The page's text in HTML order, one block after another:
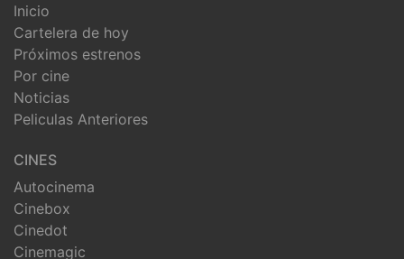
Inicio
Cartelera de hoy
Próximos estrenos
Por cine
Noticias
Peliculas Anteriores
CINES
Autocinema
Cinebox
Cinedot
Cinemagic